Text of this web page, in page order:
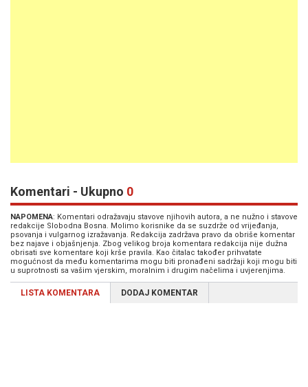
Komentari - Ukupno 0
NAPOMENA: Komentari odražavaju stavove njihovih autora, a ne nužno i stavove
redakcije Slobodna Bosna. Molimo korisnike da se suzdrže od vrijeđanja,
psovanja i vulgarnog izražavanja. Redakcija zadržava pravo da obriše komentar
bez najave i objašnjenja. Zbog velikog broja komentara redakcija nije dužna
obrisati sve komentare koji krše pravila. Kao čitalac također prihvatate
mogućnost da među komentarima mogu biti pronađeni sadržaji koji mogu biti
u suprotnosti sa vašim vjerskim, moralnim i drugim načelima i uvjerenjima.
LISTA KOMENTARA DODAJ KOMENTAR